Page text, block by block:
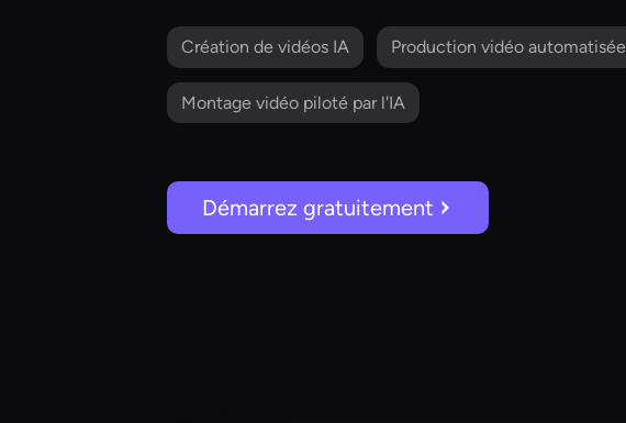
Création de vidéos IA Production vidéo automatisée
Montage vidéo piloté par l'IA
Démarrez gratuitement